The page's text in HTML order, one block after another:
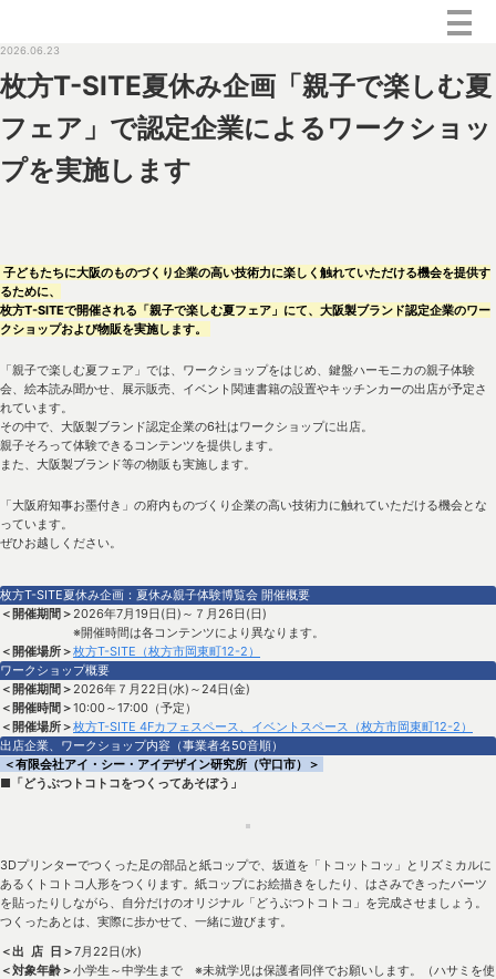
2026.06.23
枚方T-SITE夏休み企画「親子で楽しむ夏
フェア」で認定企業によるワークショッ
プを実施します
子どもたちに大阪のものづくり企業の高い技術力に楽しく触れていただける機会を提供す
るために、
枚方T-SITEで開催される「親子で楽しむ夏フェア」にて、大阪製ブランド認定企業のワー
クショップおよび物販を実施します。
「親子で楽しむ夏フェア」では、ワークショップをはじめ、鍵盤ハーモニカの親子体験
会、絵本読み聞かせ、展示販売、イベント関連書籍の設置やキッチンカーの出店が予定さ
れています。
その中で、大阪製ブランド認定企業の6社はワークショップに出店。
親子そろって体験できるコンテンツを提供します。
また、大阪製ブランド等の物販も実施します。
「大阪府知事お墨付き」の府内ものづくり企業の高い技術力に触れていただける機会とな
っています。
ぜひお越しください。
枚方T-SITE夏休み企画：夏休み親子体験博覧会 開催概要
＜開催期間＞ 2026年7月19日(日)～７月26日(日)
※開催時間は各コンテンツにより異なります。
＜開催場所＞枚方T-SITE（枚方市岡東町12-2）
ワークショップ概要
＜開催期間＞ 2026年７月22日(水)～24日(金)
＜開催時間＞10:00～17:00（予定）
＜開催場所＞枚方T-SITE 4Fカフェスペース、イベントスペース（枚方市岡東町12-2）
出店企業、ワークショップ内容（事業者名50音順）
＜有限会社アイ・シー・アイデザイン研究所（守口市）＞
■「どうぶつトコトコをつくってあそぼう」
3Dプリンターでつくった足の部品と紙コップで、坂道を「トコットコッ」とリズミカルに
あるくトコトコ人形をつくります。紙コップにお絵描きをしたり、はさみできったパーツ
を貼ったりしながら、自分だけのオリジナル「どうぶつトコトコ」を完成させましょう。
つくったあとは、実際に歩かせて、一緒に遊びます。
＜出 店 日＞7月22日(水)
＜対象年齢＞小学生～中学生まで ※未就学児は保護者同伴でお願いします。（ハサミを使